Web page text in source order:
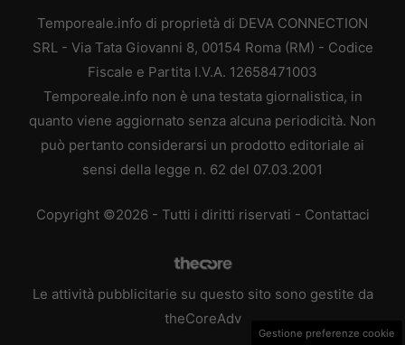
Temporeale.info di proprietà di DEVA CONNECTION
SRL - Via Tata Giovanni 8, 00154 Roma (RM) - Codice
Fiscale e Partita I.V.A. 12658471003
Temporeale.info non è una testata giornalistica, in
quanto viene aggiornato senza alcuna periodicità. Non
può pertanto considerarsi un prodotto editoriale ai
sensi della legge n. 62 del 07.03.2001
Copyright ©2026 - Tutti i diritti riservati - Contattaci
Le attività pubblicitarie su questo sito sono gestite da
theCoreAdv
Gestione preferenze cookie